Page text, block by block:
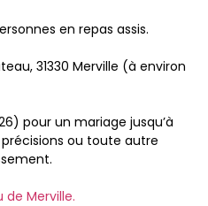
en repas assis.
31330 Merville (à environ
pour un mariage jusqu’à
ou toute autre
Merville.